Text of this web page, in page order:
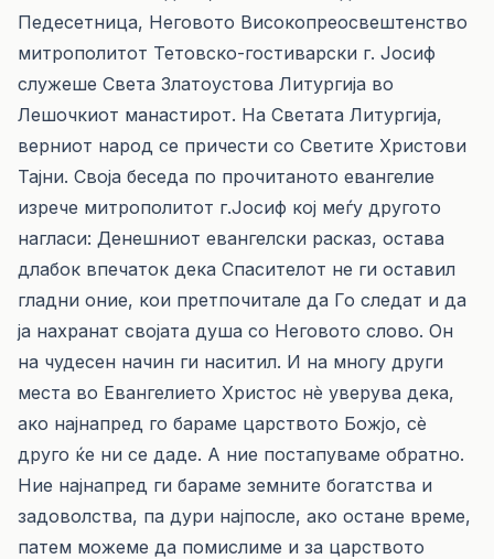
Педесетница, Неговото Високопреосвештенство
митрополитот Тетовско-гостиварски г. Јосиф
служеше Света Златоустова Литургија во
Лешочкиот манастирот. На Светата Литургија,
верниот народ се причести со Светите Христови
Тајни. Своја беседа по прочитаното евангелие
изрече митрополитот г.Јосиф кој меѓу другото
нагласи: Денешниот евангелски расказ, остава
длабок впечаток дека Спасителот не ги оставил
гладни оние, кои претпочитале да Го следат и да
ја нахранат својата душа со Неговото слово. Он
на чудесен начин ги наситил. И на многу други
места во Евангелието Христос нè уверува дека,
ако најнапред го бараме царството Божјо, сè
друго ќе ни се даде. А ние постапуваме обратно.
Ние најнапред ги бараме земните богатст­ва и
задоволства, па дури најпосле, ако остане време,
патем можеме да помислиме и за царството